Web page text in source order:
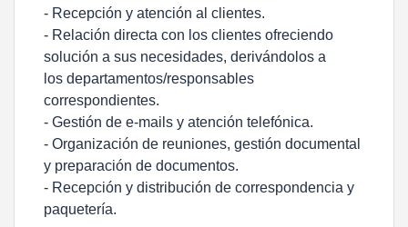
- Recepción y atención al clientes.
- Relación directa con los clientes ofreciendo
solución a sus necesidades, derivándolos a
los departamentos/responsables
correspondientes.
- Gestión de e-mails y atención telefónica.
- Organización de reuniones, gestión documental
y preparación de documentos.
- Recepción y distribución de correspondencia y
paquetería.